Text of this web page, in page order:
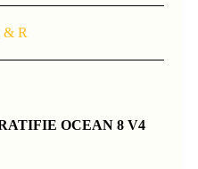
& R
OCEAN 8 V4